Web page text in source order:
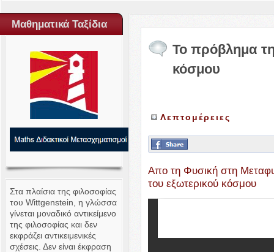
Μαθηματικά Ταξίδια
Στα πλαίσια της φιλοσοφίας
του Wittgen­stein, η γλώσσα
γίνεται μοναδικό αντικείμενο
της φιλοσοφίας και δεν
εκφράζει αντικειμενικές
σχέσεις. Δεν είναι έκφραση
Το πρόβλημα
κόσμου
Λεπτομέρειες
Απο τη Φυσική στη
του εξωτερικού κόσμου